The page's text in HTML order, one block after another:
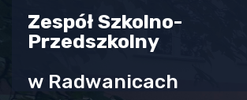
Zespół Szkolno-
Przedszkolny
w Radwanicach